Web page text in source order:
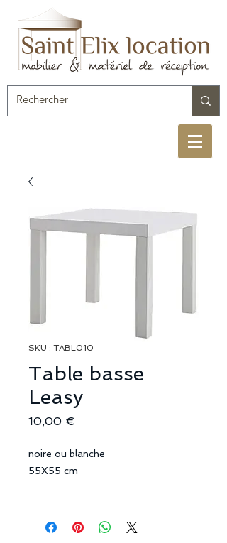
SKU : TABL010
Table basse
Leasy
10,00 €
noire ou blanche
55X55 cm